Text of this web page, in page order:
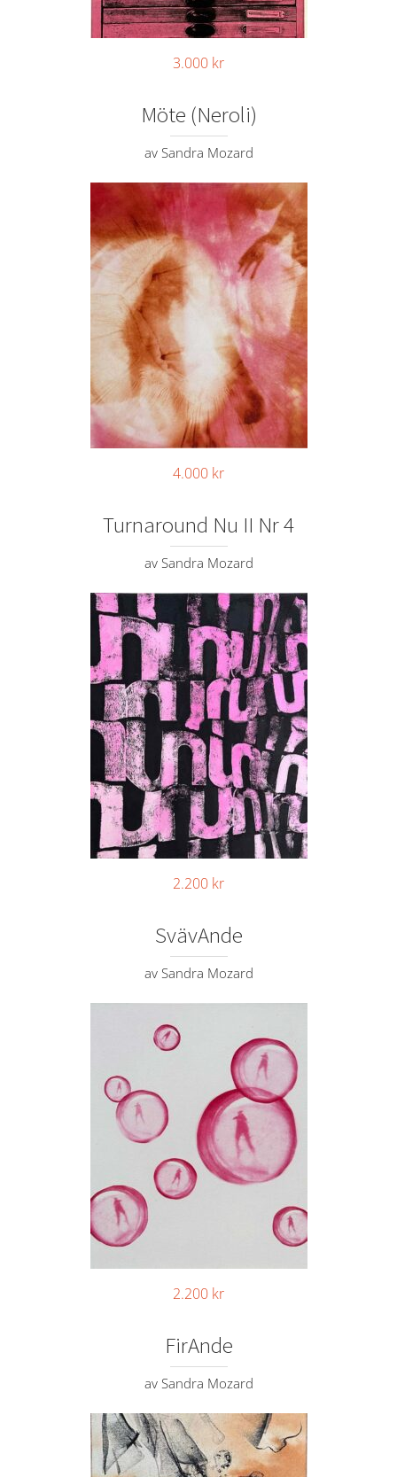
3.000 kr
Möte (Neroli)
av Sandra Mozard
4.000 kr
Turnaround Nu II Nr 4
av Sandra Mozard
2.200 kr
SvävAnde
av Sandra Mozard
2.200 kr
FirAnde
av Sandra Mozard